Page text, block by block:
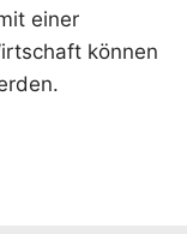
einer
können